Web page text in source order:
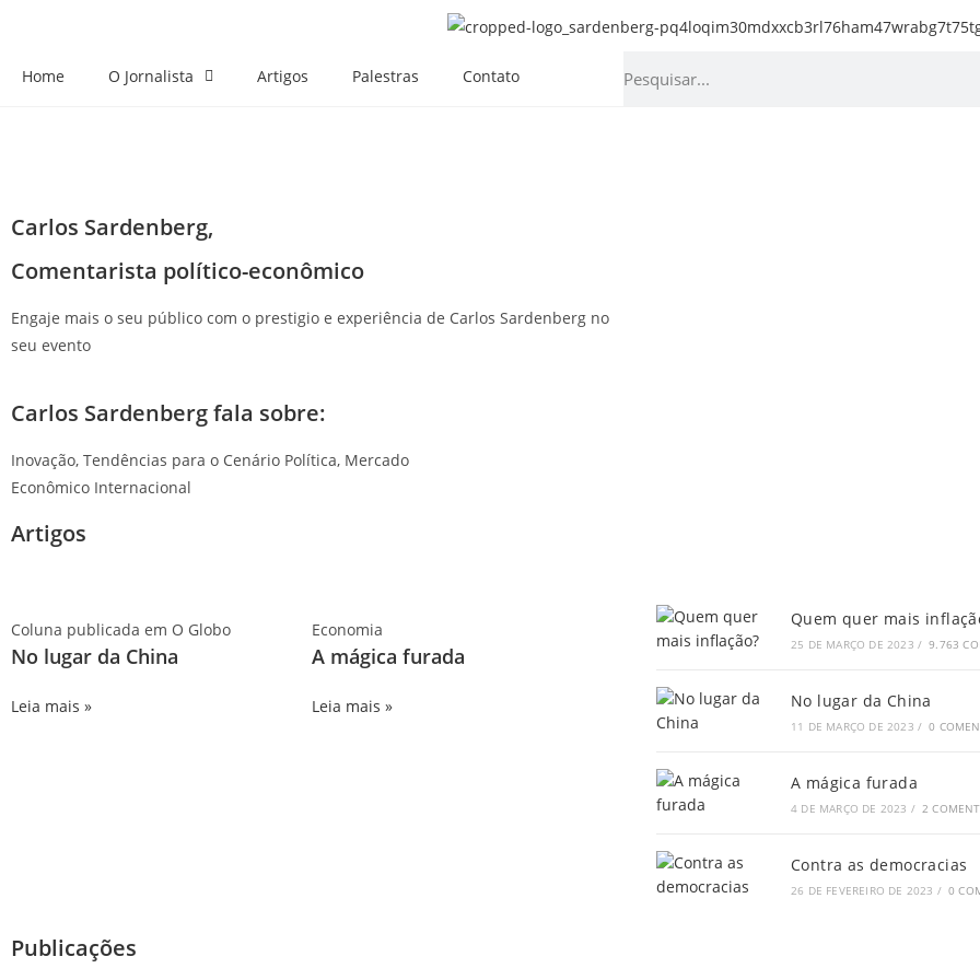
Home O Jornalista Artigos Palestras Contato
Carlos Sardenberg,
Comentarista político-econômico
Engaje mais o seu público com o prestigio e experiência de Carlos Sardenberg no
seu evento
Carlos Sardenberg fala sobre:
Inovação, Tendências para o Cenário Política, Mercado
Econômico Internacional
Artigos
Coluna publicada em O Globo
No lugar da China
Leia mais »
Economia
A mágica furada
Leia mais »
Quem quer mais
25 DE MARÇO DE 2023 / 9.763
No lugar da China
11 DE MARÇO DE 2023 / 0
A mágica furada
4 DE MARÇO DE 2023 / 2
Contra as democracias
26 DE FEVEREIRO DE 2023 / 0
Publicações